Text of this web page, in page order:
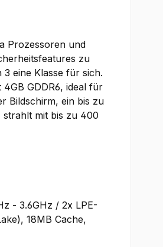
Prozessoren und
zu
3 eine Klasse für sich.
GDDR6, ideal für
Bildschirm, ein bis zu
strahlt mit bis zu 400
- 3.6GHz / 2x LPE-
18MB Cache,